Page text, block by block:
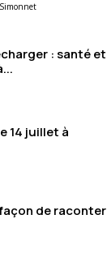
: santé et
14 juillet à
de raconter